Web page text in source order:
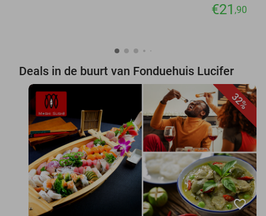
€21 ,90
Deals in de buurt van Fonduehuis Lucifer
32%
favorite_border